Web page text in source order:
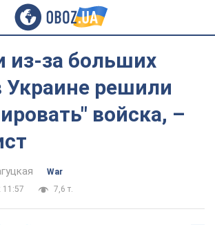
из-за больших
Украине решили
войска, –
War
11:57
7,6 т.